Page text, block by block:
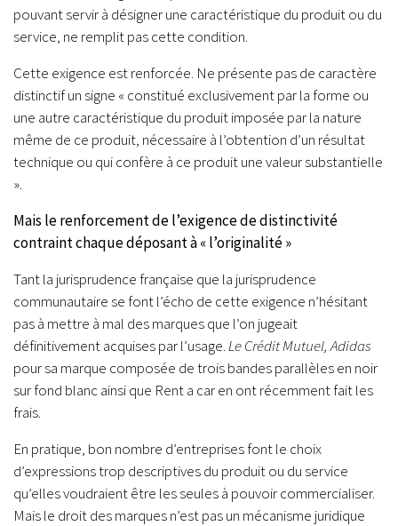
pouvant servir à désigner une caractéristique du produit ou du
service, ne remplit pas cette condition.
Cette exigence est renforcée. Ne présente pas de caractère
distinctif un signe « constitué exclusivement par la forme ou
une autre caractéristique du produit imposée par la nature
même de ce produit, nécessaire à l’obtention d’un résultat
technique ou qui confère à ce produit une valeur substantielle
».
Mais le renforcement de l’exigence de distinctivité
contraint chaque déposant à « l’originalité »
Tant la jurisprudence française que la jurisprudence
communautaire se font l’écho de cette exigence n’hésitant
pas à mettre à mal des marques que l’on jugeait
définitivement acquises par l’usage.Le Crédit Mutuel, Adidas
pour sa marque composée de trois bandes parallèles en noir
sur fond blanc ainsi que Rent a car en ont récemment fait les
frais.
En pratique, bon nombre d’entreprises font le choix
d’expressions trop descriptives du produit ou du service
qu’elles voudraient être les seules à pouvoir commercialiser.
Mais le droit des marques n’est pas un mécanisme juridique